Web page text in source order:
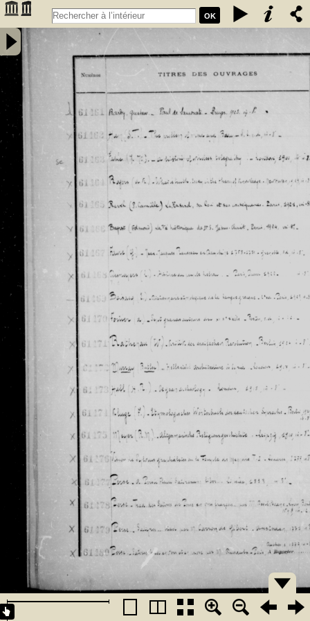
OK
Inventaire des fonds patrimoniaux lettres et sciences des
bibliothèques universitaires de Bordeaux. Registre 42. Numéros
d'inventaire de FR 61461 à FR 62480 - Université de Bordeaux
(1441-1970)